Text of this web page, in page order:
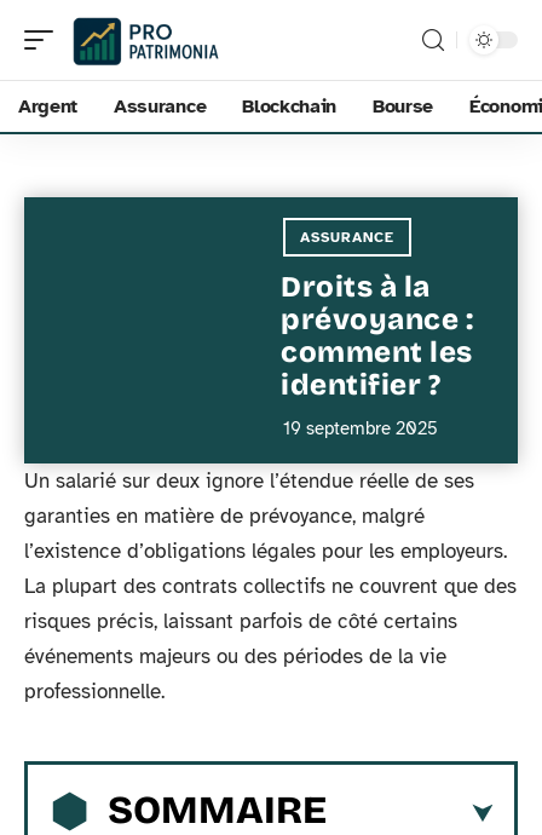
Argent Assurance Blockchain Bourse
ASSURANCE
Droits à la
prévoyance :
comment les
identifier ?
19 septembre 2025
Un salarié sur deux ignore l’étendue réelle de ses
garanties en matière de prévoyance, malgré
l’existence d’obligations légales pour les employeurs.
La plupart des contrats collectifs ne couvrent que des
risques précis, laissant parfois de côté certains
événements majeurs ou des périodes de la vie
professionnelle.
SOMMAIRE